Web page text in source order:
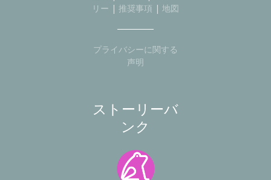
リー | 推奨事項 | 地図
プライバシーに関する
声明
ストーリーバ
ンク